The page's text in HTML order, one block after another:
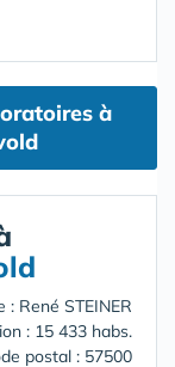
à
: René STEINER
: 15 433 habs.
postal : 57500